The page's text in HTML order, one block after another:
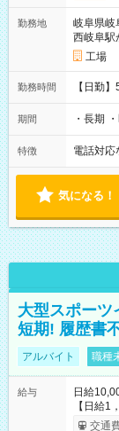
勤務地
岐阜県岐
西岐阜駅
工場
勤務時間 【日勤
期間 ・長期
特徴 電話対応
気になる！
大型スポーツ
短期! 履歴書
アルバイト 職種
給与
日給
【日給1
ると 期
交通